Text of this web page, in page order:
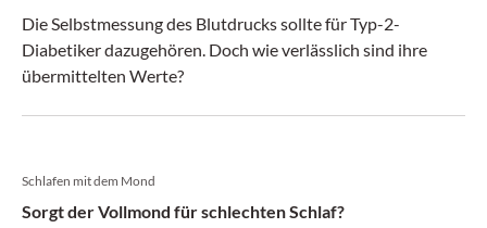
Die Selbstmessung des Blutdrucks sollte für Typ-2-
Diabetiker dazugehören. Doch wie verlässlich sind ihre
übermittelten Werte?
Schlafen mit dem Mond
Sorgt der Vollmond für schlechten Schlaf?